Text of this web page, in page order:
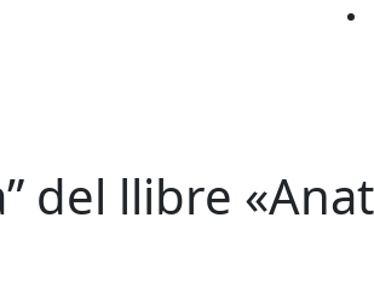
del llibre